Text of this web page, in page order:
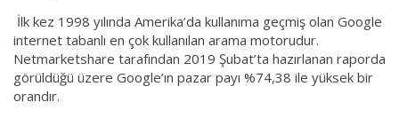
İlk kez 1998 yılında Amerika’da kullanıma geçmiş olan Google
internet tabanlı en çok kullanılan arama motorudur.
Netmarketshare tarafından 2019 Şubat’ta hazırlanan raporda
görüldüğü üzere Google’ın pazar payı %74,38 ile yüksek bir
orandır.